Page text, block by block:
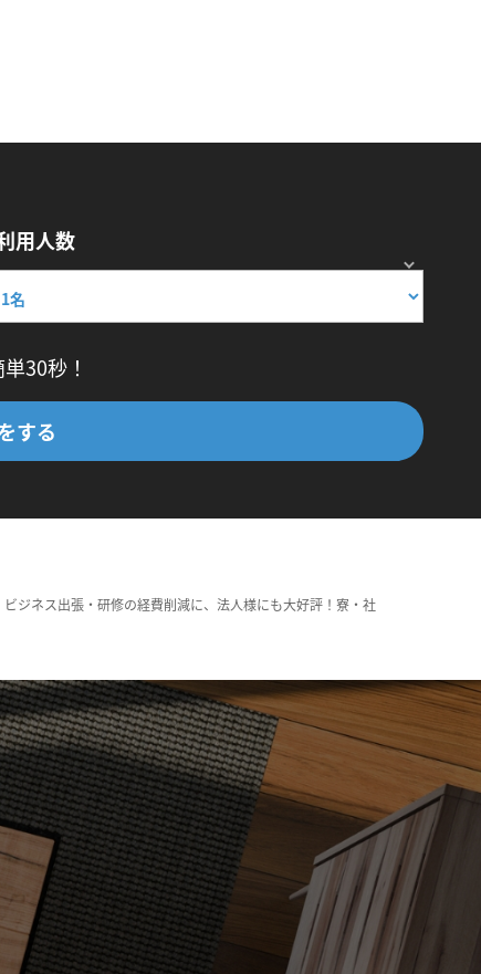
用人数
30秒！
する
ジネス出張・研修の経費削減に、法人様にも大好評！寮・社